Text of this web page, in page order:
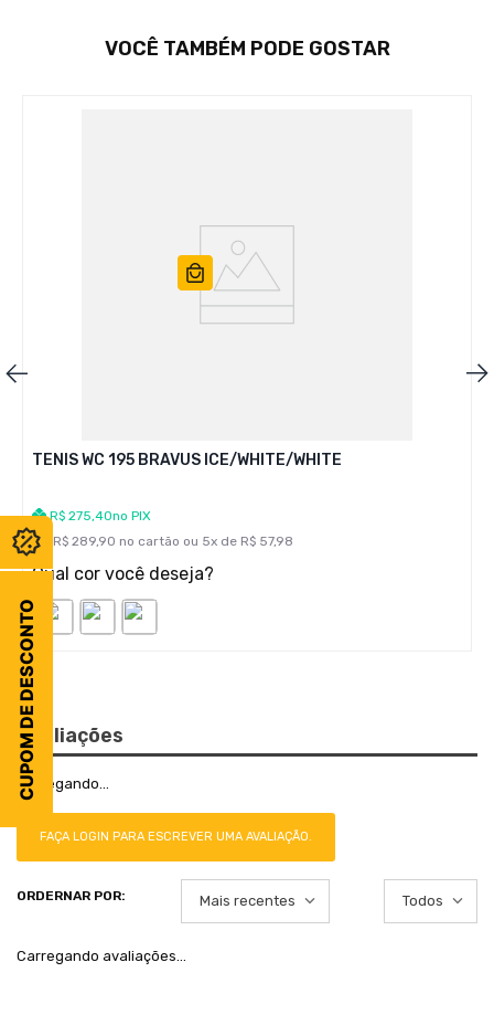
CUPOM DE DESCONTO
VOCÊ TAMBÉM PODE GOSTAR
TENIS WC 195 BRAVUS ICE/WHITE/WHITE
R$ 275,40no PIX
R$ 289,90 no cartão ou 5x de R$ 57,98
Qual cor você deseja?
Avaliações
Carregando…
FAÇA LOGIN PARA ESCREVER UMA AVALIAÇÃO.
Mais recentes Todos
Carregando avaliações…